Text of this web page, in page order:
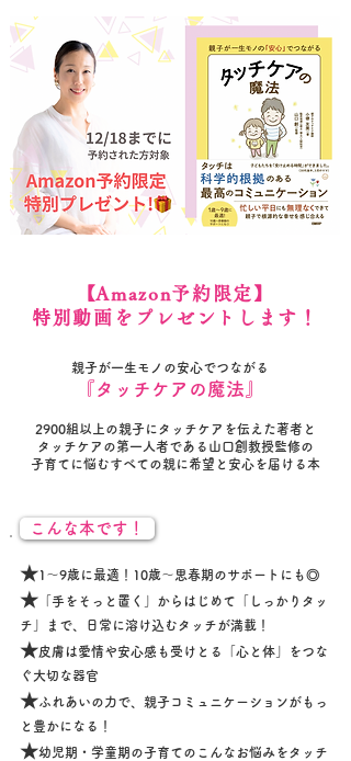
​【Amazon予約限定】
特別動画をプレゼントします！
親子が一生モノの安心でつながる
​『タッチケアの魔法』
2900組以上の親子にタッチケアを伝えた著者と
タッチケアの第一人者である山口創教授監修の
子育てに悩むすべての親に希望と安心を届ける本
★1～9歳に最適！10歳～思春期のサポートにも◎​
★ 「手をそっと置く」からはじめて「しっかりタッ
チ」まで、日常に溶け込むタッチが満載​！
★皮膚は愛情や安心感も受けとる「心と体」をつな
ぐ大切な器官​
★ふれあいの力で、親子コミュニケーションがもっ
と豊かになる！​
★幼児期・学童期の子育てのこんなお悩みをタッチ
こんな本です！